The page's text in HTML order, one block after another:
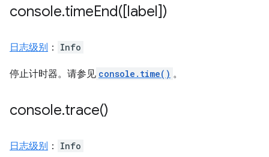
console.timeEnd([label])
日志级别 ： Info
停止计时器。请参见 console.time() 。
console.trace()
日志级别 ： Info